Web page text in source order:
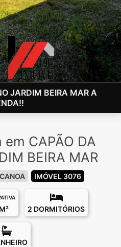
JARDIM BEIRA MAR A
CAPÃO DA
BEIRA MAR
IMÓVEL 3076
2 DORMITÓRIOS